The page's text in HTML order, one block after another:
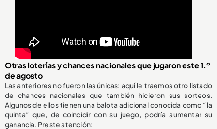
Otras loterías y chances nacionales que jugaron este 1.º
de agosto
Las anteriores no fueron las únicas: aquí le traemos otro listado
de chances nacionales que también hicieron sus sorteos.
Algunos de ellos tienen una balota adicional conocida como “la
quinta” que, de coincidir con su juego, podría aumentar su
ganancia. Preste atención: